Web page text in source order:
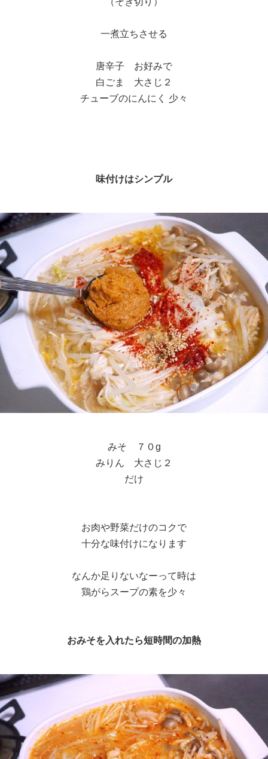
一煮立ちさせる
唐辛子 お好みで
白ごま 大さじ２
チューブのにんにく 少々
味付けはシンプル
みそ ７０g
みりん 大さじ２
だけ
お肉や野菜だけのコクで
十分な味付けになります
なんか足りないなーって時は
鶏がらスープの素を少々
おみそを入れたら短時間の加熱